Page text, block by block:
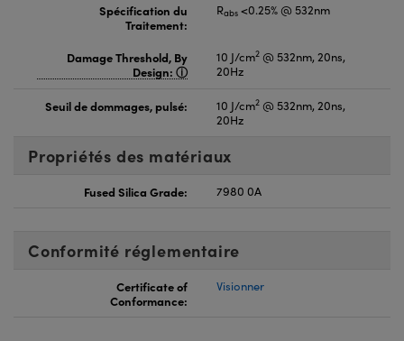
Spécification du
Traitement:
Rabs <0.25% @ 532nm
Damage Threshold, By
Design:
10 J/cm2 @ 532nm, 20ns,
20Hz
Seuil de dommages, pulsé: 10 J/cm2 @ 532nm, 20ns,
20Hz
Propriétés des matériaux
Fused Silica Grade: 7980 0A
Conformité réglementaire
Certificate of
Conformance:
Visionner